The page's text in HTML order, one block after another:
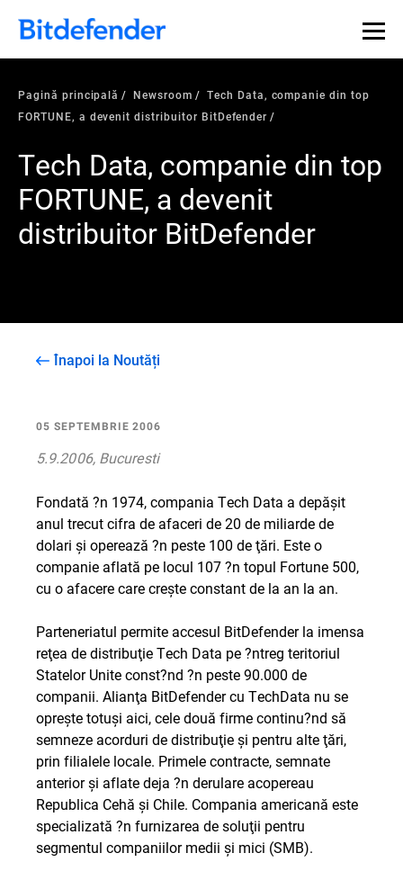
Pagină principală Newsroom
Tech Data, companie din top
FORTUNE, a devenit distribuitor BitDefender
Tech Data, companie din top
FORTUNE, a devenit
distribuitor BitDefender
Înapoi la Noutăți
05 SEPTEMBRIE 2006
5.9.2006, Bucuresti
Fondată ?n 1974, compania Tech Data a depăşit
anul trecut cifra de afaceri de 20 de miliarde de
dolari şi operează ?n peste 100 de ţări. Este o
companie aflată pe locul 107 ?n topul Fortune 500,
cu o afacere care creşte constant de la an la an.
Parteneriatul permite accesul BitDefender la imensa
reţea de distribuţie Tech Data pe ?ntreg teritoriul
Statelor Unite const?nd ?n peste 90.000 de
companii. Alianţa BitDefender cu TechData nu se
opreşte totuşi aici, cele două firme continu?nd să
semneze acorduri de distribuţie şi pentru alte ţări,
prin filialele locale. Primele contracte, semnate
anterior şi aflate deja ?n derulare acopereau
Republica Cehă şi Chile. Compania americană este
specializată ?n furnizarea de soluţii pentru
segmentul companiilor medii şi mici (SMB).